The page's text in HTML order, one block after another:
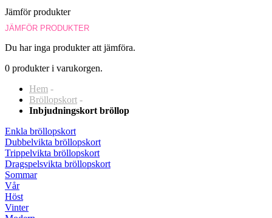
Jämför produkter
JÄMFÖR PRODUKTER
Du har inga produkter att jämföra.
0 produkter i varukorgen.
Hem -
Bröllopskort -
Inbjudningskort bröllop
Enkla bröllopskort
Dubbelvikta bröllopskort
Trippelvikta bröllopskort
Dragspelsvikta bröllopskort
Sommar
Vår
Höst
Vinter